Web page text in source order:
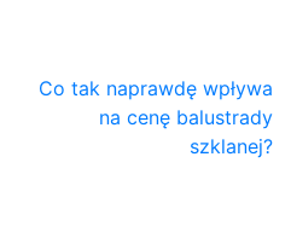
Co tak naprawdę wpływa
na cenę balustrady
szklanej?